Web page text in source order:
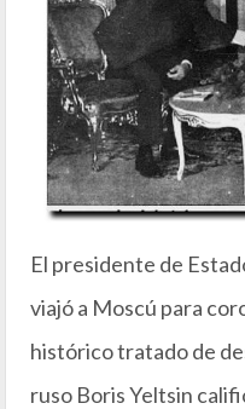
El presidente de
viajó a Moscú para
histórico tratado de
ruso Boris Yeltsin